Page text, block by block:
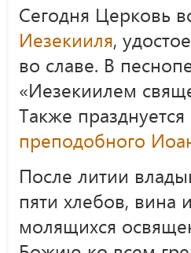
Сегодня Церковь
Иезекииля,
во славе. В
«Иезекиилем
Также празднуется
преподобного
После литии
пяти хлебов, вина
молящихся